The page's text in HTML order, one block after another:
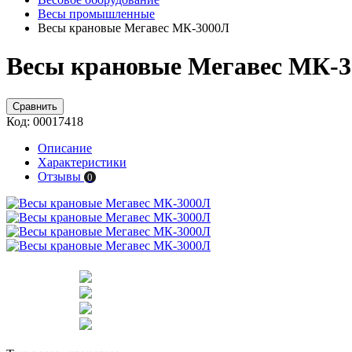
Весы промышленные
Весы крановые Мегавес МК-3000Л
Весы крановые Мегавес МК-
Сравнить
Код: 00017418
Описание
Характеристики
Отзывы 0